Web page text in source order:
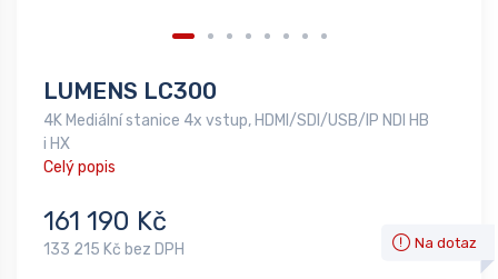
LUMENS LC300
4K Mediální stanice 4x vstup, HDMI/SDI/USB/IP NDI HB
i HX
Celý popis
161 190 Kč
133 215 Kč bez DPH Na dotaz